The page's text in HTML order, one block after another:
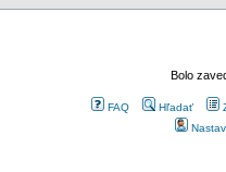
Bolo
FAQ Hľadať